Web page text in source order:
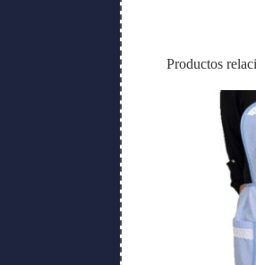
Productos